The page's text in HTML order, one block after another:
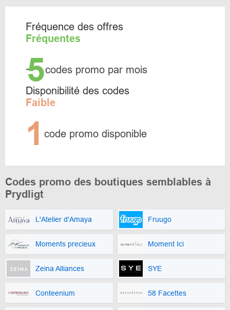
Fréquence des offres
Fréquentes
~
5codes promo par mois
Disponibilité des codes
Faible
1 code promo disponible
Codes promo des boutiques semblables à
Prydligt
L'Atelier d'Amaya Fruugo
Moments precieux Moment Ici
Zeina Alliances SYE
Conteenium 58 Facettes